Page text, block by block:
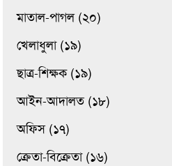
মাতাল-পাগল (২০)
খেলাধুলা (১৯)
ছাত্র-শিক্ষক (১৯)
আইন-আদালত (১৮)
অফিস (১৭)
ক্রেতা-বিক্রেতা (১৬)